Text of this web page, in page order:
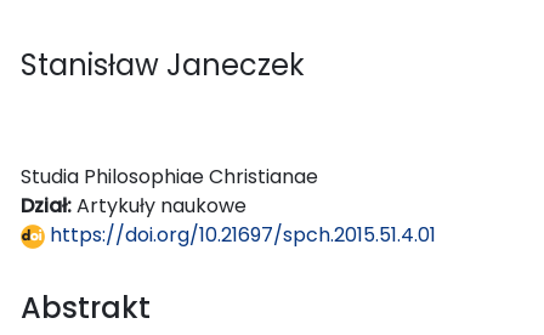
Stanisław Janeczek
Studia Philosophiae Christianae
Dział:Artykuły naukowe
https://doi.org/10.21697/spch.2015.51.4.01
Abstrakt